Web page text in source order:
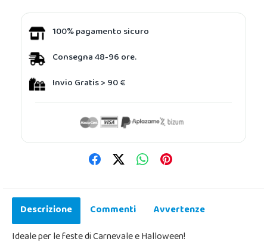
100% pagamento sicuro
Consegna 48-96 ore.
Invio Gratis > 90 €
Descrizione Commenti
Avvertenze
Ideale per le feste di Carnevale e Halloween!